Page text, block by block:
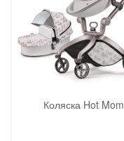
Коляска Hot Mom